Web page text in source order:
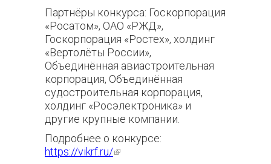
Партнёры конкурса: Госкорпорация
«Росатом», ОАО «РЖД»,
Госкорпорация «Ростех», холдинг
«Вертолёты России»,
Объединённая авиастроительная
корпорация, Объединённая
судостроительная корпорация,
холдинг «Росэлектроника» и
другие крупные компании.
Подробнее о конкурсе:
https://vikrf.ru/(внешняя ссылка)